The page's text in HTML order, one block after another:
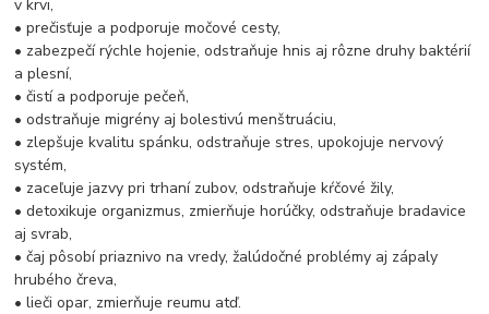
v krvi,
• prečisťuje a podporuje močové cesty,
• zabezpečí rýchle hojenie, odstraňuje hnis aj rôzne druhy baktérií
a plesní,
• čistí a podporuje pečeň,
• odstraňuje migrény aj bolestivú menštruáciu,
• zlepšuje kvalitu spánku, odstraňuje stres, upokojuje nervový
systém,
• zaceľuje jazvy pri trhaní zubov, odstraňuje kŕčové žily,
• detoxikuje organizmus, zmierňuje horúčky, odstraňuje bradavice
aj svrab,
• čaj pôsobí priaznivo na vredy, žalúdočné problémy aj zápaly
hrubého čreva,
• lieči opar, zmierňuje reumu atď.